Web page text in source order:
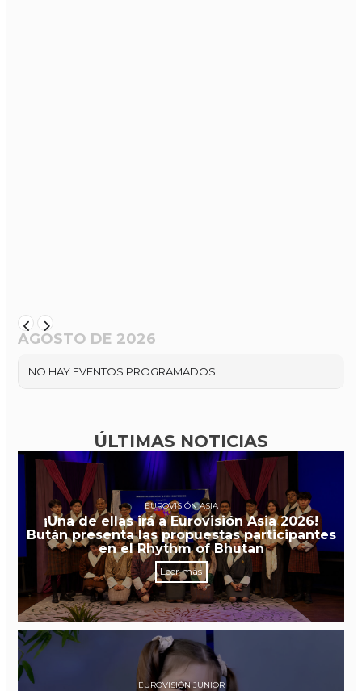
AGOSTO DE 2026
NO HAY EVENTOS PROGRAMADOS
ÚLTIMAS NOTICIAS
EUROVISIÓN ASIA
¡Una de ellas irá a Eurovisión Asia 2026!
Bután presenta las propuestas participantes
en el Rhythm of Bhutan
Leer más
EUROVISIÓN JUNIOR